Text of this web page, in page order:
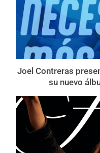
Joel Contreras
su nuevo